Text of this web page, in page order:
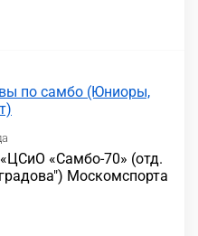
по самбо (Юниоры,
«Самбо-70» (отд.
Москомспорта